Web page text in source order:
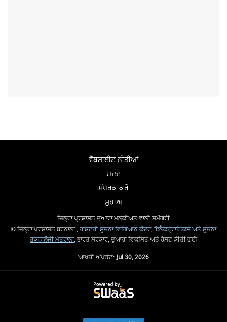
ਵੈੱਬਸਾਈਟ ਨੀਤੀਆਂ
ਮਦਦ
ਸੰਪਰਕ ਕਰੋ
ਸੁਝਾਅ
ਜ਼ਿਲ੍ਹਾ ਪ੍ਰਸ਼ਾਸਨ ਦੁਆਰਾ ਮਲਕੀਅਤ ਵਾਲੀ ਸਮੱਗਰੀ
© ਜ਼ਿਲ੍ਹਾ ਪ੍ਰਸ਼ਾਸਨ ਬਰਨਾਲਾ , ਰਾਸ਼ਟਰੀ ਸੂਚਨਾ ਵਿਗਿਆਨ ਕੇਂਦਰ,ਇਲੈਕਟ੍ਰਾਨਿਕਸ ਅਤੇ ਸੂਚਨਾ
ਤਕਨਾਲੋਜੀ ਮੰਤਰਾਲਾ, ਭਾਰਤ ਸਰਕਾਰ, ਦੁਆਰਾ ਵਿਕਸਿਤ ਅਤੇ ਹੋਸਟ ਕੀਤੀ ਗਈ
ਆਖਰੀ ਅੱਪਡੇਟ:Jul 30, 2026